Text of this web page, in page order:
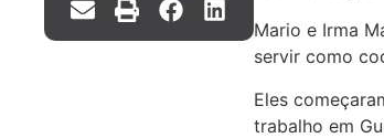
Mario e Irma
servir como
Eles
trabalho em